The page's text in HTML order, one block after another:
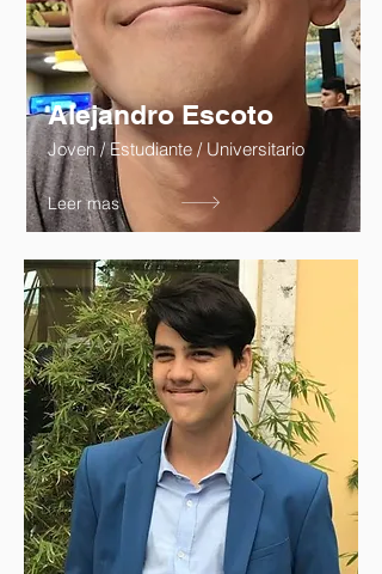
Alejandro Escoto
Leer mas
Joven / Estudiante / Universitario